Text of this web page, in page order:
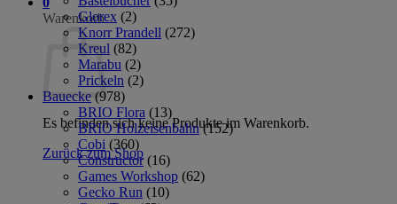
Warenkorb
Es befinden sich keine Produkte im Warenkorb.
Zurück zum Shop
Glorex (2)
Knorr Prandell (272)
Kreul (82)
Marabu (2)
Prickeln (2)
Bauecke (978)
BRIO Flora (13)
BRIO Holzeisenbahn (152)
Cobi (360)
Constructor (16)
Games Workshop (62)
Gecko Run (10)